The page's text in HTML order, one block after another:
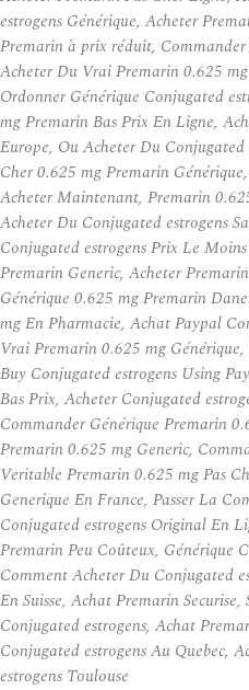
estrogens Générique, Acheter
Premarin à prix réduit,
Acheter Du Vrai Premarin 0.625
Ordonner Générique Conjugated
mg Premarin Bas Prix En Ligne,
Europe, Ou Acheter Du
Cher 0.625 mg Premarin
Acheter Maintenant, Premarin
Acheter Du Conjugated estrogens
Conjugated estrogens Prix Le
Premarin Generic, Acheter
Générique 0.625 mg Premarin
mg En Pharmacie, Achat Paypal
Vrai Premarin 0.625 mg
Buy Conjugated estrogens Using
Bas Prix, Acheter Conjugated
Commander Générique Premarin
Premarin 0.625 mg Generic,
Veritable Premarin 0.625 mg Pas
Generique En France, Passer La
Conjugated estrogens Original En
Premarin Peu Coûteux, Générique
Comment Acheter Du Conjugated
En Suisse, Achat Premarin
Conjugated estrogens, Achat
Conjugated estrogens Au Quebec,
estrogens Toulouse